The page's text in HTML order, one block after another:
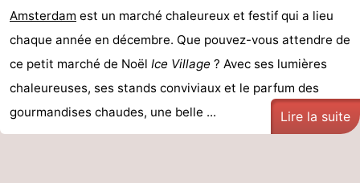
Amsterdam est un marché chaleureux et festif qui a lieu
chaque année en décembre. Que pouvez-vous attendre de
ce petit marché de Noël Ice Village ? Avec ses lumières
chaleureuses, ses stands conviviaux et le parfum des
gourmandises chaudes, une belle ...
Lire la suite